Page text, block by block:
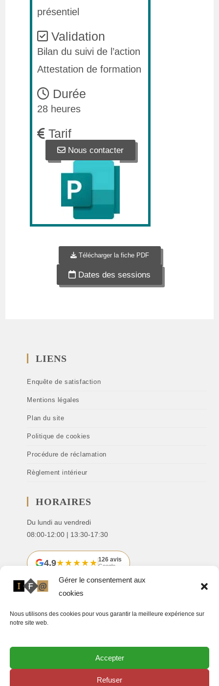
Gérer le consentement aux
cookies
Nous utilisons des cookies pour vous garantir la meilleure expérience sur
notre site web.
Accepter
Refuser
présentiel
Validation
Bilan du suivi de l’action
Attestation de formation
Durée
28 heures
Tarif
Nous contacter
Télécharger la fiche PDF
Dates des sessions
LIENS
Enquête de satisfaction
Mentions légales
Plan du site
Politique de cookies
Procédure de réclamation
Règlement intérieur
HORAIRES
Du lundi au vendredi
08:00-12:00 | 13:30-17:30
4,9★★★★★ 126 avis
Google
CONTACT
ifa.castres@orange.fr
4 rue Georges CHARPAK
81100 CASTRES